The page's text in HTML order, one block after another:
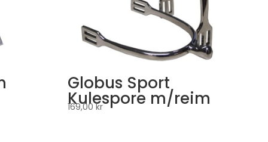
Globus Sport
Kulespore m/reim
169,00kr